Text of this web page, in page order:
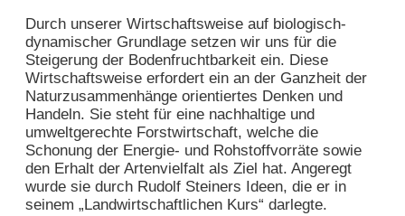
Durch unserer Wirtschaftsweise auf biologisch-
dynamischer Grundlage setzen wir uns für die
Steigerung der Bodenfruchtbarkeit ein. Diese
Wirtschaftsweise erfordert ein an der Ganzheit der
Naturzusammenhänge orientiertes Denken und
Handeln. Sie steht für eine nachhaltige und
umweltgerechte Forstwirtschaft, welche die
Schonung der Energie- und Rohstoffvorräte sowie
den Erhalt der Artenvielfalt als Ziel hat. Angeregt
wurde sie durch Rudolf Steiners Ideen, die er in
seinem „Landwirtschaftlichen Kurs“ darlegte.